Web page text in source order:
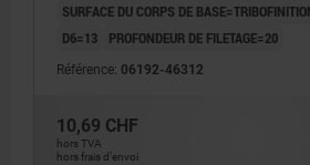
SURFACE DU CORPS DE
D6=13
PROFONDEUR DE FILETAGE=20
Référence: 06192-46312
10,69 CHF
hors TVA
hors frais d’envoi